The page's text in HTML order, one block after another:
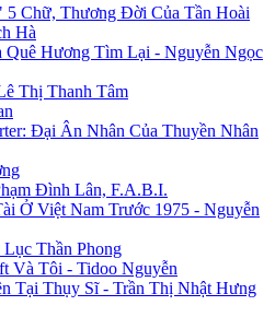
Chữ, Thương Đời Của Tần Hoài
Hà
Hương Tìm Lại - Nguyễn Ngọc
Thị Thanh Tâm
Đại Ân Nhân Của Thuyền Nhân
Đình Lân, F.A.B.I.
Ở Việt Nam Trước 1975 - Nguyễn
Thần Phong
Và Tôi - Tidoo Nguyễn
Tại Thụy Sĩ - Trần Thị Nhật Hưng